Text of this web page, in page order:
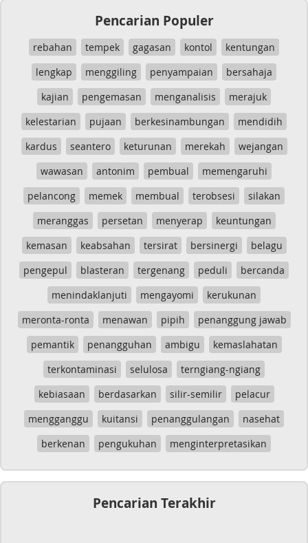
Pencarian Populer
rebahan tempek gagasan kontol
kentungan
lengkap
menggiling penyampaian
bersahaja
kajian
pengemasan menganalisis
merajuk
kelestarian
pujaan berkesinambungan
mendidih
kardus
seantero keturunan merekah
wejangan
wawasan
antonim pembual
memengaruhi
pelancong
memek membual terobsesi
silakan
meranggas
persetan menyerap
keuntungan
kemasan
keabsahan tersirat bersinergi
belagu
pengepul
blasteran tergenang peduli
bercanda
menindaklanjuti
mengayomi
kerukunan
meronta-ronta
menawan pipih
penanggung jawab
pemantik
penangguhan ambigu
kemaslahatan
terkontaminasi
selulosa
terngiang-ngiang
kebiasaan
berdasarkan silir-semilir
pelacur
mengganggu
kuitansi penanggulangan
nasehat
berkenan
pengukuhan menginterpretasikan
Pencarian Terakhir